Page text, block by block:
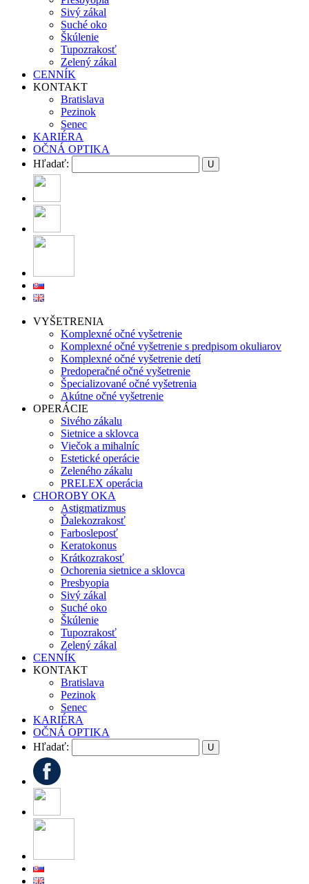
Sivý zákal
Suché oko
Škúlenie
Tupozrakosť
Zelený zákal
CENNÍK
KONTAKT
Bratislava
Pezinok
Senec
KARIÉRA
OČNÁ OPTIKA
Hľadať:
VYŠETRENIA
Komplexné očné vyšetrenie
Komplexné očné vyšetrenie s predpisom okuliarov
Komplexné očné vyšetrenie detí
Predoperačné očné vyšetrenie
Špecializované očné vyšetrenia
Akútne očné vyšetrenie
OPERÁCIE
Sivého zákalu
Sietnice a sklovca
Viečok a mihalníc
Estetické operácie
Zeleného zákalu
PRELEX operácia
CHOROBY OKA
Astigmatizmus
Ďalekozrakosť
Farbosleposť
Keratokonus
Krátkozrakosť
Ochorenia sietnice a sklovca
Presbyopia
Sivý zákal
Suché oko
Škúlenie
Tupozrakosť
Zelený zákal
CENNÍK
KONTAKT
Bratislava
Pezinok
Senec
KARIÉRA
OČNÁ OPTIKA
Hľadať: